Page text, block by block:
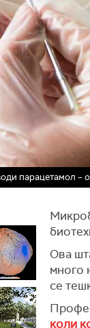
парацетамол –
Ова
много
се
коли